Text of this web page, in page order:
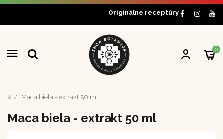
Originálne receptúry
0
Maca biela - extrakt 50 ml
Maca biela - extrakt 50 ml